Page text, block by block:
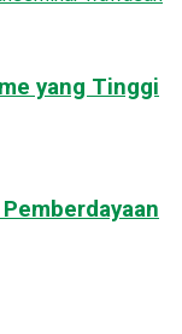
yang Tinggi